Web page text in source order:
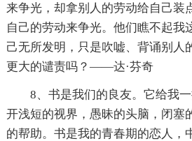
来争光，却拿别人的劳动给自己装
自己的劳动来争光。他们瞧不起我
己无所发明，只是吹嘘、背诵别人
更大的谴责吗？——达·芬奇
8、书是我们的良友。它给我
开浅短的视界，愚昧的头脑，闭塞
的帮助。书是我的青春期的恋人，